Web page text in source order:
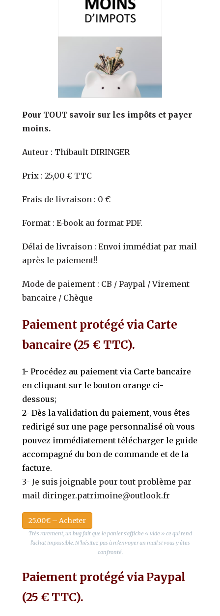
Pour TOUT savoir sur les impôts et payer
moins.
Auteur : Thibault DIRINGER
Prix : 25,00 € TTC
Frais de livraison : 0 €
Format : E-book au format PDF.
Délai de livraison : Envoi immédiat par mail
après le paiement!!
Mode de paiement : CB / Paypal / Virement
bancaire / Chèque
Paiement protégé via Carte
bancaire (25 € TTC).
1- Procédez au paiement via Carte bancaire
en cliquant sur le bouton orange ci-
dessous;
2- Dès la validation du paiement, vous êtes
redirigé sur une page personnalisé où vous
pouvez immédiatement télécharger le guide
accompagné du bon de commande et de la
facture.
3- Je suis joignable pour tout problème par
mail diringer.patrimoine@outlook.fr
25.00€ – Acheter
Très rarement, un bug fait que le panier s’affiche « vide » ce qui rend
l’achat impossible. N’hésitez pas à m’envoyer un mail si vous y êtes
confronté.
Paiement protégé via Paypal
(25 € TTC).